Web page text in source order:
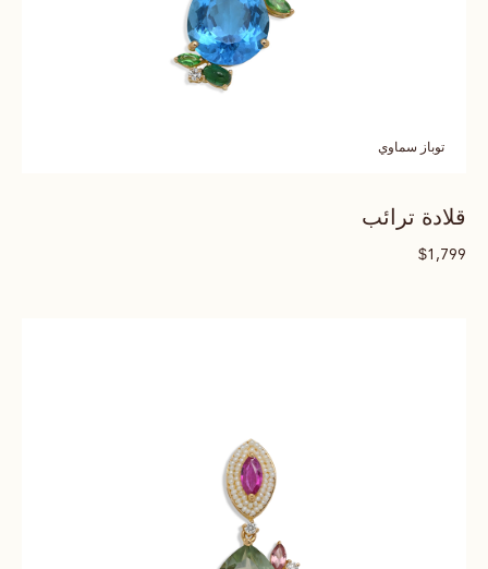
توباز سماوي
قلادة ترائب
$1,799